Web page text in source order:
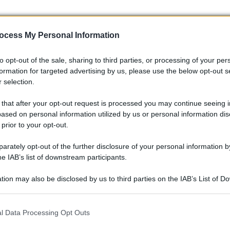
My Personal Information
opt-out of the sale, sharing to third parties, or processing of your
for targeted advertising by us, please use the below opt-out
selection.
that after your opt-out request is processed you may continue seeing
on personal information utilized by us or personal information
to your opt-out.
opt-out of the further disclosure of your personal information
IAB’s list of downstream participants.
may also be disclosed by us to third parties on the IAB’s List of
including but not limited to your visit or usage behaviour. You may
Data Processing Opt Outs
si adattano a tutte le tasche. Che tu voglia un solo
Twins ha davvero cambiato il mio modo di vivere le
che la tecnologia può essere un’alleata e non un